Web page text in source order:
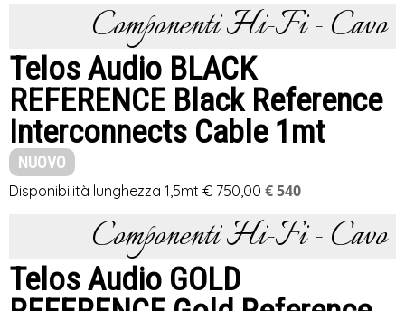
Componenti Hi-Fi - Cavo
Telos Audio BLACK
REFERENCE Black Reference
Interconnects Cable 1mt
NUOVO
Disponibilità lunghezza 1,5mt € 750,00 € 540
Componenti Hi-Fi - Cavo
Telos Audio GOLD